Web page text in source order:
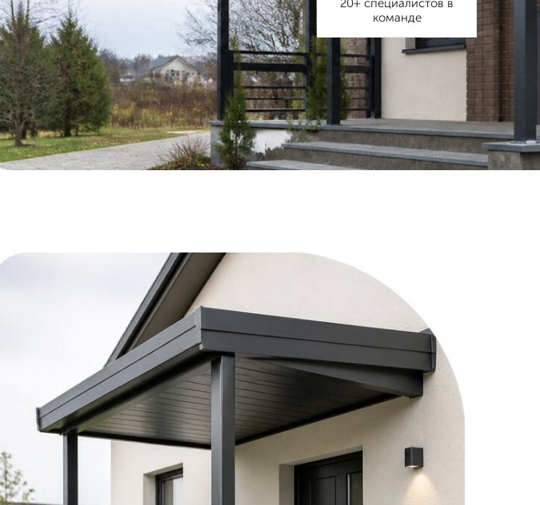
20+ специалистов в
команде